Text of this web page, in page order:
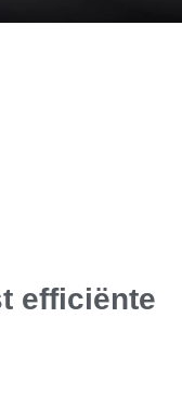
efficiënte